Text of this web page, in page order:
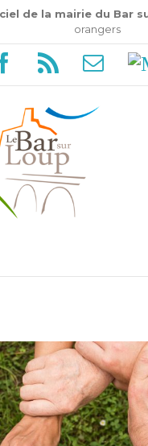
de la mairie du Bar
orangers
Facebook
Rss